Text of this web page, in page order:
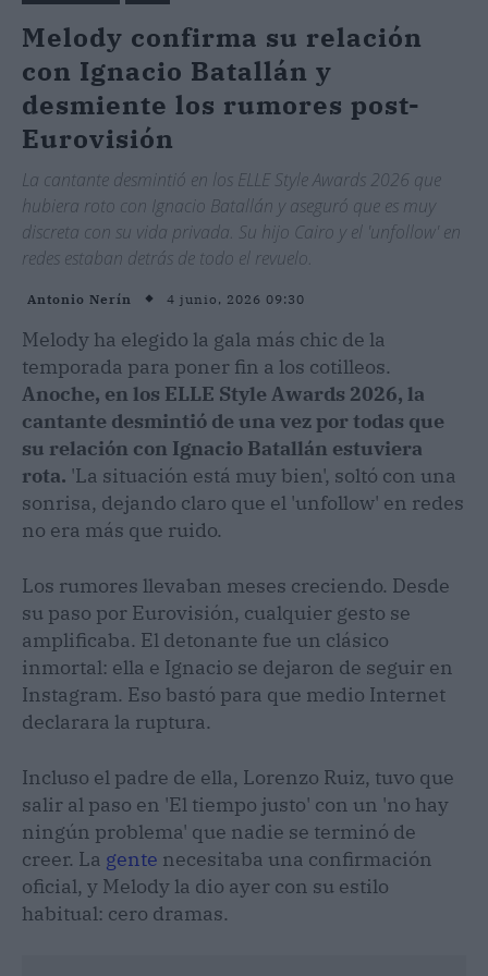
Melody confirma su relación
con Ignacio Batallán y
desmiente los rumores post-
Eurovisión
La cantante desmintió en los ELLE Style Awards 2026 que
hubiera roto con Ignacio Batallán y aseguró que es muy
discreta con su vida privada. Su hijo Cairo y el 'unfollow' en
redes estaban detrás de todo el revuelo.
Antonio Nerín 4 junio, 2026 09:30
Melody ha elegido la gala más chic de la
temporada para poner fin a los cotilleos.
Anoche, en los ELLE Style Awards 2026, la
cantante desmintió de una vez por todas que
su relación con Ignacio Batallán estuviera
rota. 'La situación está muy bien', soltó con una
sonrisa, dejando claro que el 'unfollow' en redes
no era más que ruido.
Los rumores llevaban meses creciendo. Desde
su paso por Eurovisión, cualquier gesto se
amplificaba. El detonante fue un clásico
inmortal: ella e Ignacio se dejaron de seguir en
Instagram. Eso bastó para que medio Internet
declarara la ruptura.
Incluso el padre de ella, Lorenzo Ruiz, tuvo que
salir al paso en 'El tiempo justo' con un 'no hay
ningún problema' que nadie se terminó de
creer. La gente necesitaba una confirmación
oficial, y Melody la dio ayer con su estilo
habitual: cero dramas.